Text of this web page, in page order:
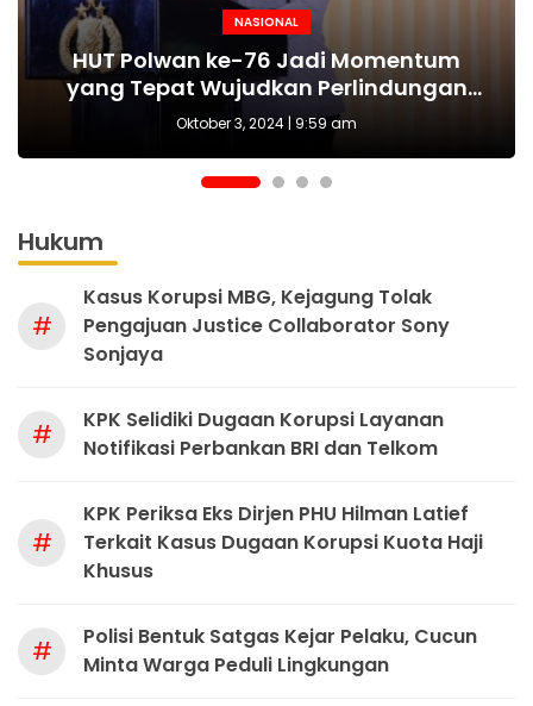
NASIONAL
HUT Polwan ke-76 Jadi Momentum
yang Tepat Wujudkan Perlindungan
Perempuan dan Anak
Oktober 3, 2024 | 9:59 am
NASIONAL
MAKI Sebut Seleksi Capim KPK Tidak Sah
Sejak Awal, Harusnya Dilakukan Era
Prabowo
NASIONAL
Polda Metro Jaya Kembali Tangkap 1
Tersangka Kasus Pembubaran Paksa
Diskusi di Kemang
BERITA
Kejari tetapkan Kades Sejahtera Sigi
tersangka korupsi ADD
Hukum
#
Kasus Korupsi MBG, Kejagung Tolak
Pengajuan Justice Collaborator Sony
Sonjaya
#
KPK Selidiki Dugaan Korupsi Layanan
Notifikasi Perbankan BRI dan Telkom
#
KPK Periksa Eks Dirjen PHU Hilman Latief
Terkait Kasus Dugaan Korupsi Kuota Haji
Khusus
#
Polisi Bentuk Satgas Kejar Pelaku, Cucun
Minta Warga Peduli Lingkungan